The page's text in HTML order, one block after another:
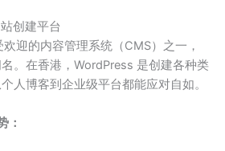
创建平台
迎的内容管理系统（CMS）之一，
。在香港，WordPress 是创建各种类
人博客到企业级平台都能应对自如。
：